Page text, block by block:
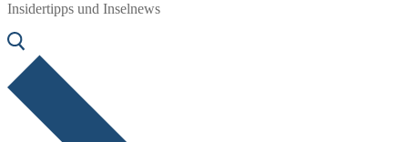
Insidertipps und Inselnews